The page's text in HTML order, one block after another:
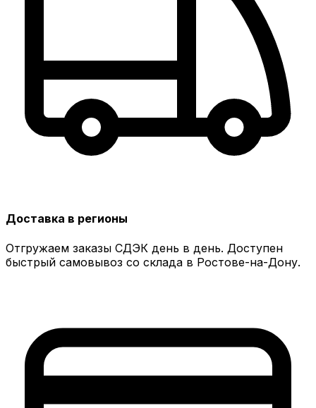
Доставка в регионы
Отгружаем заказы СДЭК день в день. Доступен
быстрый самовывоз со склада в Ростове-на-Дону.